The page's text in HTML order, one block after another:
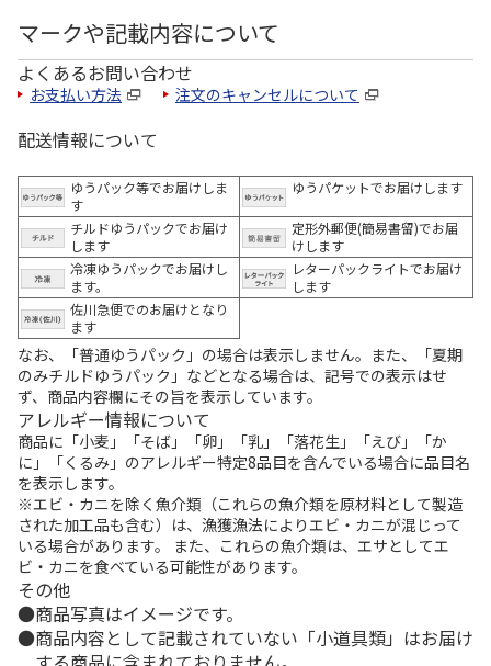
マークや記載内容について
よくあるお問い合わせ
お支払い方法 注文のキャンセルについて
配送情報について
ゆうパック等でお届けしま
す
ゆうパケットでお届けします
チルドゆうパックでお届け
します
定形外郵便(簡易書留)でお届
けします
冷凍ゆうパックでお届けし
ます。
レターパックライトでお届け
します
佐川急便でのお届けとなり
ます
なお、「普通ゆうパック」の場合は表示しません。また、「夏期
のみチルドゆうパック」などとなる場合は、記号での表示はせ
ず、商品内容欄にその旨を表示しています。
アレルギー情報について
商品に「小麦」「そば」「卵」「乳」「落花生」「えび」「か
に」「くるみ」のアレルギー特定8品目を含んでいる場合に品目名
を表示します。
※エビ・カニを除く魚介類（これらの魚介類を原材料として製造
された加工品も含む）は、漁獲漁法によりエビ・カニが混じって
いる場合があります。 また、これらの魚介類は、エサとしてエ
ビ・カニを食べている可能性があります。
その他
商品写真はイメージです。
商品内容として記載されていない「小道具類」はお届け